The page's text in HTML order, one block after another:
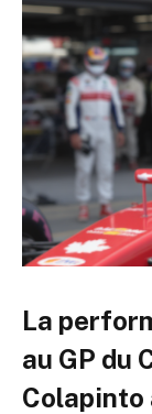
La
au GP du
Colapinto